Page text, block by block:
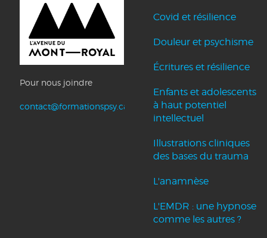
Pour nous joindre
contact@formationspsy.ca
Covid et résilience
Douleur et psychisme
Écritures et résilience
Enfants et adolescents
à haut potentiel
intellectuel
Illustrations cliniques
des bases du trauma
L'anamnèse
L'EMDR : une hypnose
comme les autres ?